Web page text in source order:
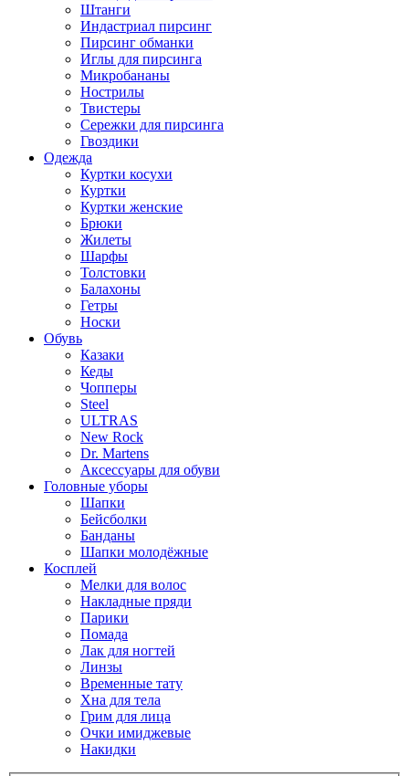
Штанги
Индастриал пирсинг
Пирсинг обманки
Иглы для пирсинга
Микробананы
Нострилы
Твистеры
Сережки для пирсинга
Гвоздики
Одежда
Куртки косухи
Куртки
Куртки женские
Брюки
Жилеты
Шарфы
Толстовки
Балахоны
Гетры
Носки
Обувь
Казаки
Кеды
Чопперы
Steel
ULTRAS
New Rock
Dr. Martens
Аксессуары для обуви
Головные уборы
Шапки
Бейсболки
Банданы
Шапки молодёжные
Косплей
Мелки для волос
Накладные пряди
Парики
Помада
Лак для ногтей
Линзы
Временные тату
Хна для тела
Грим для лица
Очки имиджевые
Накидки